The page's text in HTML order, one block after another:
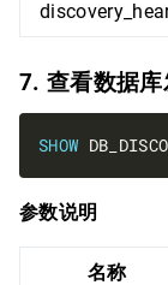
7. 查看数据库
SHOW
参数说明
名称